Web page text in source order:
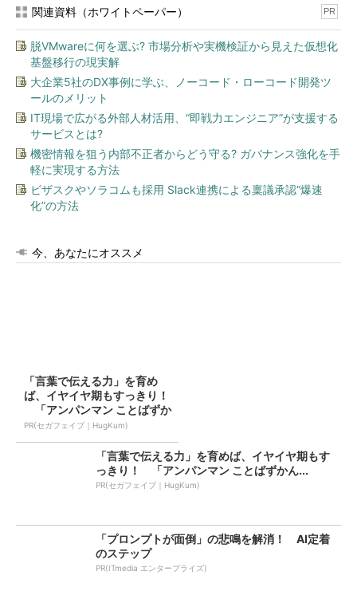
関連資料（ホワイトペーパー） PR
脱VMwareに何を選ぶ? 市場分析や実機検証から見えた仮想化
基盤移行の現実解
大企業5社のDX事例に学ぶ、ノーコード・ローコード開発ツ
ールのメリット
IT現場で広がる外部人材活用、“即戦力エンジニア”が支援する
サービスとは?
機密情報を狙う内部不正者からどう守る? ガバナンス強化を手
軽に実現する方法
ビザスクやソラコムも採用 Slack連携による稟議承認“爆速
化”の方法
今、あなたにオススメ
「言葉で伝える力」を育め
ば、イヤイヤ期もすっきり！
「アンパンマン ことばずか
ん...
PR(セガフェイブ｜HugKum)
「言葉で伝える力」を育めば、イヤイヤ期もす
っきり！ 「アンパンマン ことばずかん...
PR(セガフェイブ｜HugKum)
「プロンプトが面倒」の悲鳴を解消！ AI定着
のステップ
PR(ITmedia エンタープライズ)